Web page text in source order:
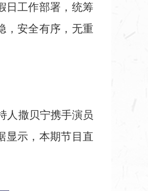
日工作部署，统筹
，安全有序，无重
人撒贝宁携手演员
显示，本期节目直